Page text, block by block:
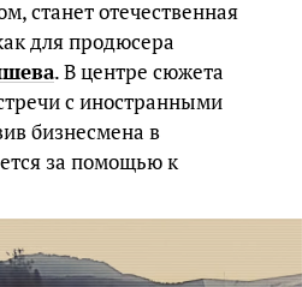
станет отечественная
для продюсера
. В центре сюжета
с иностранными
бизнесмена в
за помощью к